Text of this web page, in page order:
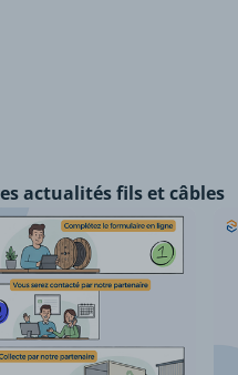
actualités fils et câbles